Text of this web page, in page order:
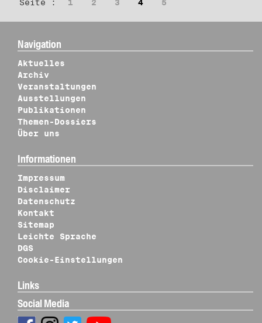
Seite : 1 2 3 4 5
Navigation
Aktuelles
Archiv
Veranstaltungen
Ausstellungen
Publikationen
Themen-Dossiers
Über uns
Informationen
Impressum
Disclaimer
Datenschutz
Kontakt
Sitemap
Leichte Sprache
DGS
Cookie-Einstellungen
Links
Social Media